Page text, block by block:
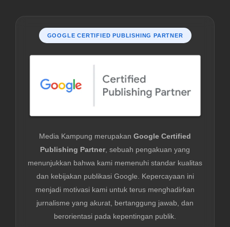
GOOGLE CERTIFIED PUBLISHING PARTNER
Media Kampung merupakan Google Certified
Publishing Partner, sebuah pengakuan yang
menunjukkan bahwa kami memenuhi standar kualitas
dan kebijakan publikasi Google. Kepercayaan ini
menjadi motivasi kami untuk terus menghadirkan
jurnalisme yang akurat, bertanggung jawab, dan
berorientasi pada kepentingan publik.